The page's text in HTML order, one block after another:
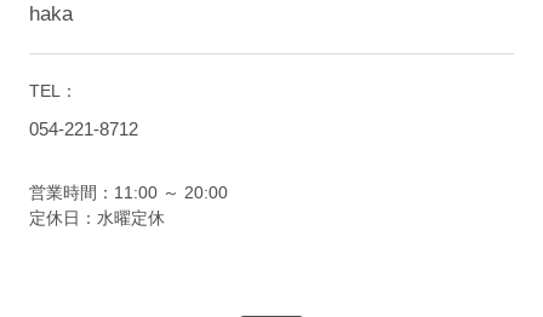
haka
TEL：
054-221-8712
営業時間：11:00 ～ 20:00
定休日：水曜定休